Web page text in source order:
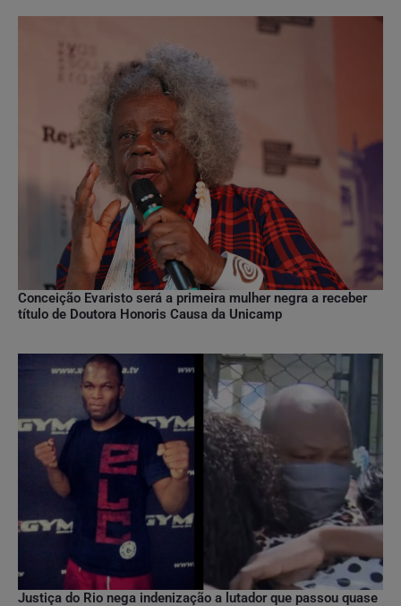
Conceição Evaristo será a primeira mulher negra a receber
título de Doutora Honoris Causa da Unicamp
Justiça do Rio nega indenização a lutador que passou quase